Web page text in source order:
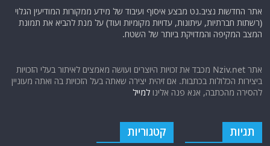
אתר החדשות נציב.נט מבצע איסוף ועיבוד של מידע ממקורות המודיעין הגלוי
(רשתות חברתיות, עיתונות, עדויות מקומיות ועוד) על מנת להביא את תמונת
המצב המקיפה והמדויקת ביותר של השטח.
אתר Nziv.net מכבד את זכויות היוצרים ועושה מאמצים לאיתור בעלי הזכויות
ביצירות הכלולות בכתבות. אם זיהית יצירה שאתה בעל הזכויות בה ואתה מעוניין
להסירה מהכתבה, אנא פנה אלינולמייל
תגיות קטגוריות